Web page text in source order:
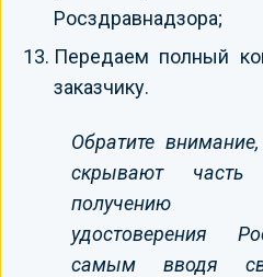
Росздравнадзора;
Передаем полный
заказчику.
Обратите
скрывают
получению
удостоверения
самым вводя